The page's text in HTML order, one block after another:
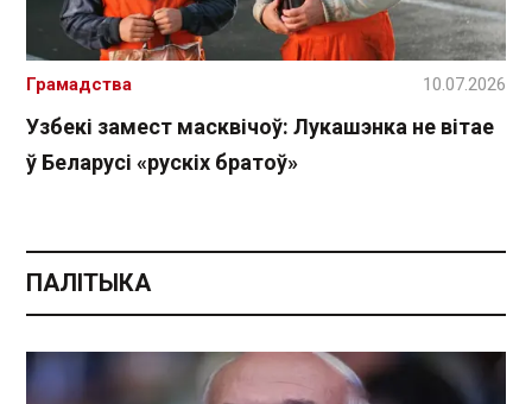
Узбекі замест масквічоў: Лукашэнка не вітае
ў Беларусі «рускіх братоў»
Грамадства 10.07.2026
ПАЛІТЫКА